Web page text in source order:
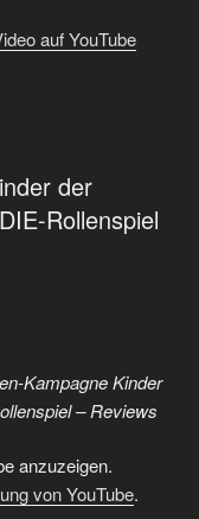
auf YouTube
der
Rollenspiel
Kampagne Kinder
– Reviews
anzuzeigen.
von YouTube.